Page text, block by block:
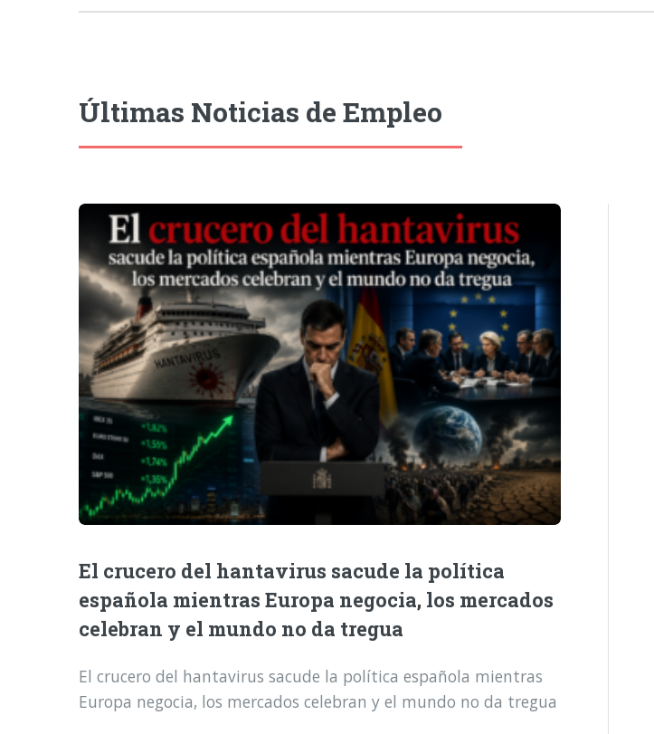
Últimas Noticias de Empleo
El crucero del hantavirus sacude la política
española mientras Europa negocia, los mercados
celebran y el mundo no da tregua
El crucero del hantavirus sacude la política española mientras
Europa negocia, los mercados celebran y el mundo no da tregua